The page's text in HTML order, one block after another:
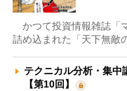
かつて投資情報雑誌「
詰め込まれた「天下無敵
テクニカル分析・集
【第10回】